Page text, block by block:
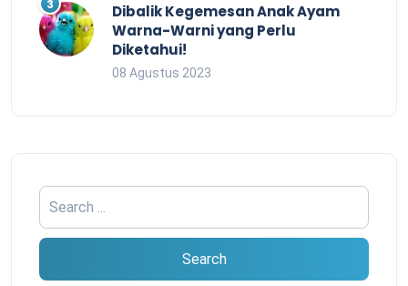
Dibalik Kegemesan Anak Ayam
Warna-Warni yang Perlu
Diketahui!
08 Agustus 2023